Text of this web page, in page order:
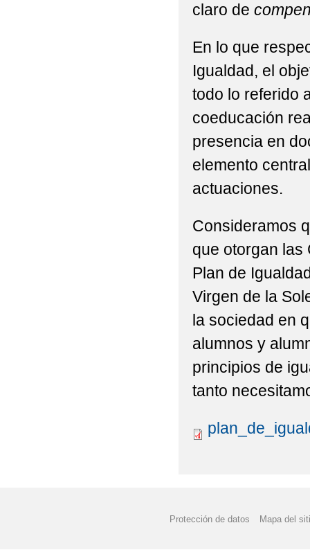
claro de
En lo que
Igualdad, el
todo lo referido
coeducación
presencia en
elemento
actuaciones.
Consideramos
que otorgan las
Plan de
Virgen de la
la sociedad en
alumnos y
principios de
tanto
Protección de datos Mapa del